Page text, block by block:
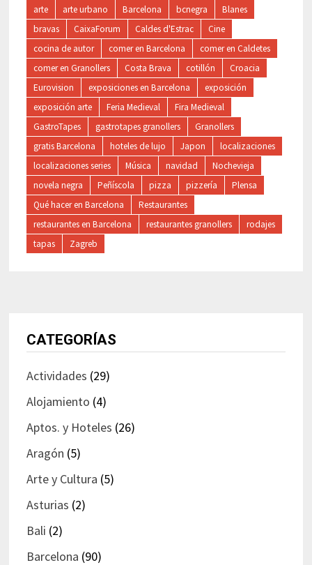
arte arte urbano Barcelona bcnegra
Blanes
bravas
CaixaForum Caldes d'Estrac
Cine
cocina de autor
comer en Barcelona
comer en Caldetes
comer en Granollers
Costa Brava cotillón
Croacia
Eurovision
exposiciones en Barcelona
exposición
exposición arte
Feria Medieval
Fira Medieval
GastroTapes
gastrotapes granollers
Granollers
gratis Barcelona
hoteles de lujo Japon
localizaciones
localizaciones series
Música navidad
Nochevieja
novela negra
Peñíscola pizza pizzería
Plensa
Qué hacer en Barcelona
Restaurantes
restaurantes en Barcelona
restaurantes granollers
rodajes
tapas
Zagreb
CATEGORÍAS
Actividades (29)
Alojamiento (4)
Aptos. y Hoteles (26)
Aragón (5)
Arte y Cultura (5)
Asturias (2)
Bali (2)
Barcelona (90)